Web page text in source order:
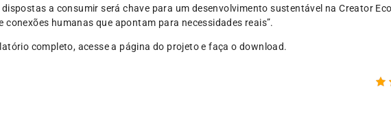
a consumir será chave para um desenvolvimento sustentável na Creator
conexões humanas que apontam para necessidades reais”.
completo, acesse a página do projeto e faça o download.